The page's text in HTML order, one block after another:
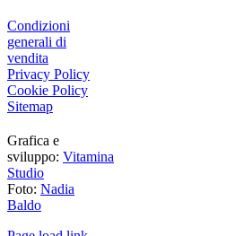
Condizioni
generali di
vendita
Privacy Policy
Cookie Policy
Sitemap
Grafica e
sviluppo: Vitamina
Studio
Foto: Nadia
Baldo